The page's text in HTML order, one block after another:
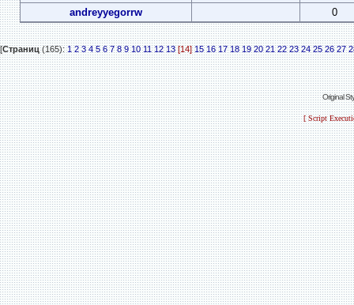
andreyyegorrw
0
[Страниц(165):1 2 3 4 5 6 7 8 9 10 11 12 13 [14] 15 16 17 18 19 20 21 22 23 24 25 26 27
Original
[ Script